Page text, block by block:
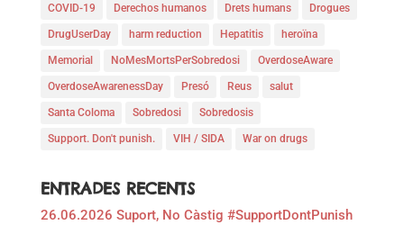
COVID-19 Derechos humanos Drets humans Drogues
DrugUserDay harm reduction Hepatitis heroïna
Memorial NoMesMortsPerSobredosi OverdoseAware
OverdoseAwarenessDay Presó Reus salut
Santa Coloma Sobredosi Sobredosis
Support. Don't punish. VIH / SIDA War on drugs
ENTRADES RECENTS
26.06.2026 Suport, No Càstig #SupportDontPunish